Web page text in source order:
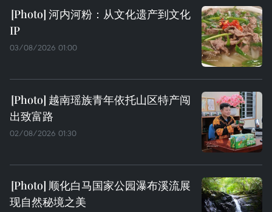
河内河粉：从文化遗产到文化
IP
03/08/2026 01:00
越南瑶族青年依托山区特产闯
出致富路
02/08/2026 01:30
顺化白马国家公园瀑布溪流展
现自然秘境之美